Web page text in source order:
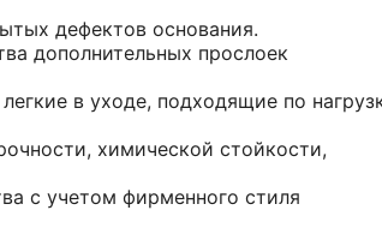
дефектов основания.
дополнительных прослоек
в уходе, подходящие по
химической стойкости,
с учетом фирменного стиля